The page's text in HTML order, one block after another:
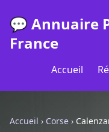
💬 Annuaire
France
Accueil
Accueil › Corse ›